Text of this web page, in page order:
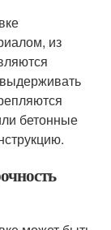
из
бетонные